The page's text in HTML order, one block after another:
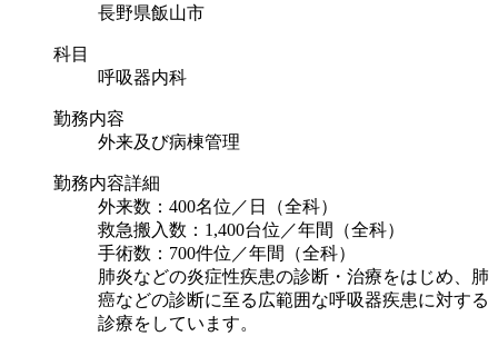
長野県飯山市
科目
呼吸器内科
勤務内容
外来及び病棟管理
勤務内容詳細
外来数：400名位／日（全科）
救急搬入数：1,400台位／年間（全科）
手術数：700件位／年間（全科）
肺炎などの炎症性疾患の診断・治療をはじめ、肺
癌などの診断に至る広範囲な呼吸器疾患に対する
診療をしています。